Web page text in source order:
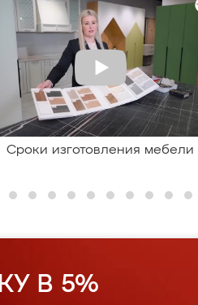
Сроки изготовления мебели
В 5%